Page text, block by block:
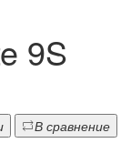
9S
В сравнение